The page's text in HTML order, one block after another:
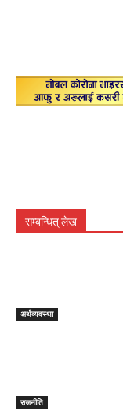
सम्बन्धित् लेख
अर्थव्यवस्था
राजनीति